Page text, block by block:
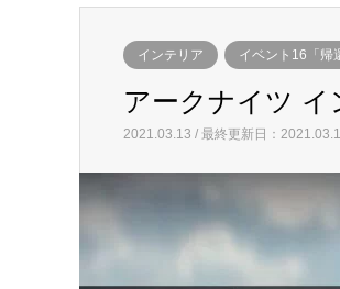
インテリア イベント16「帰
アークナイツ イ
2021.03.13 / 最終更新日：